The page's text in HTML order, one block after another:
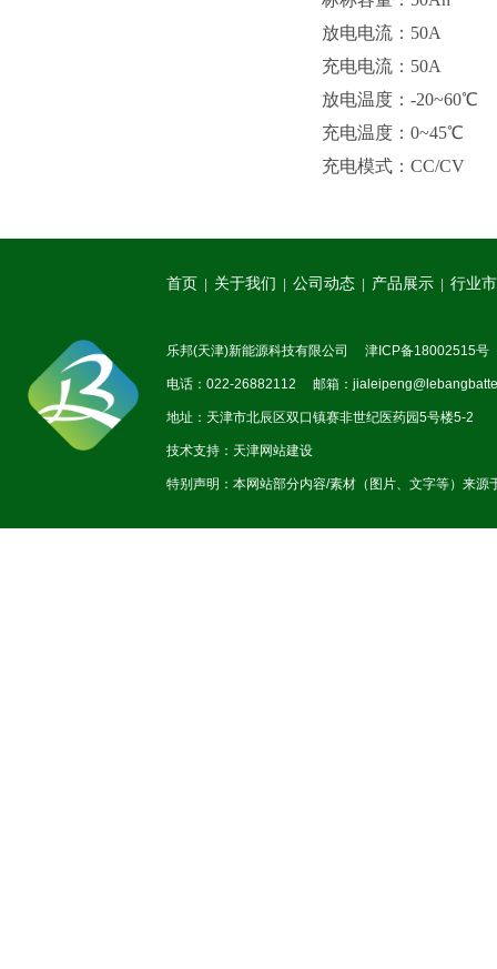
放电电流： 50A
充电电流： 50A
放电温度： -20~60℃
充电温度： 0~45℃
充电模式 ： CC/CV
首页 关于我们 公司动态 产品展示 行业
乐邦(天津)新能源科技有限公司 津ICP备18002515号
电话：022-26882112 邮箱：
地址：天津市北辰区双口镇赛非世纪医药园5号楼5-2
技术支持： 天津网站建设
特别声明：本网站部分内容/素材（图片、文字等）来